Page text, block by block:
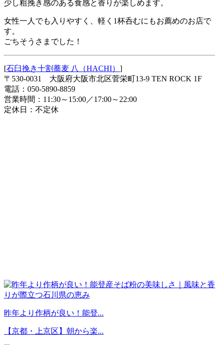
少し粗挽き感のある食感と香りが楽しめます。
女性一人でも入りやすく、軽く1杯呑むにもお薦めのお店で
す。
ごちそうさまでした！
[石臼挽き十割蕎麦 八（HACHI） ]
〒530-0031 大阪府大阪市北区菅栄町13-9 TEN ROCK 1F
電話：050-5890-8859
営業時間：11:30～15:00／17:00～22:00
定休日：不定休
昨年より作柄が良い！能登...
【京都・上京区】朝から楽...